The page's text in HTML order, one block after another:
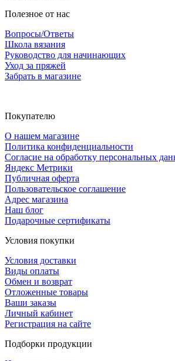
Полезное от нас
Вопросы/Ответы
Школа вязания
Руководство для начинающих
Уход за пряжей
Забрать в магазине
Покупателю
О нашем магазине
Политика конфиденциальности
Согласие на обработку персональных
Яндекс Метрики
Публичная оферта
Пользовательское соглашение
Адрес магазина
Наш блог
Подарочные сертификаты
Условия покупки
Условия доставки
Виды оплаты
Обмен и возврат
Отложенные товары
Ваши заказы
Личный кабинет
Регистрация на сайте
Подборки продукции